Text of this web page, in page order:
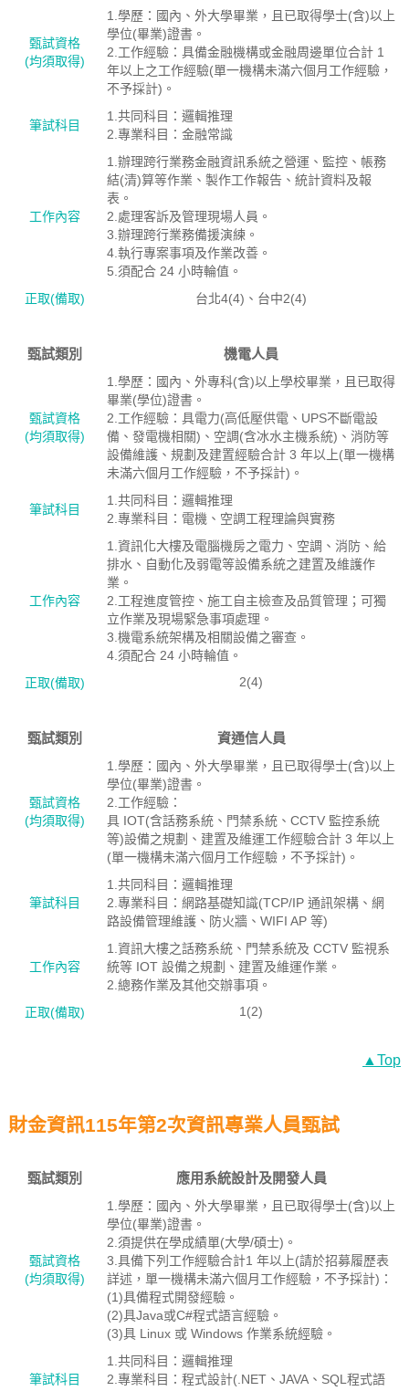
甄試資格
(均須取得)
1.學歷：國內、外大學畢業，且已取得學士(含)以上
學位(畢業)證書。
2.工作經驗：具備金融機構或金融周邊單位合計 1
年以上之工作經驗(單一機構未滿六個月工作經驗，
不予採計)。
筆試科目
1.共同科目：邏輯推理
2.專業科目：金融常識
工作內容
1.辦理跨行業務金融資訊系統之營運、監控、帳務
結(清)算等作業、製作工作報告、統計資料及報
表。
2.處理客訴及管理現場人員。
3.辦理跨行業務備援演練。
4.執行專案事項及作業改善。
5.須配合 24 小時輪值。
正取(備取)
台北4(4)、台中2(4)
甄試類別 機電人員
甄試資格
(均須取得)
1.學歷：國內、外專科(含)以上學校畢業，且已取得
畢業(學位)證書。
2.工作經驗：具電力(高低壓供電、UPS不斷電設
備、發電機相關)、空調(含冰水主機系統)、消防等
設備維護、規劃及建置經驗合計 3 年以上(單一機構
未滿六個月工作經驗，不予採計)。
筆試科目
1.共同科目：邏輯推理
2.專業科目：電機、空調工程理論與實務
工作內容
1.資訊化大樓及電腦機房之電力、空調、消防、給
排水、自動化及弱電等設備系統之建置及維護作
業。
2.工程進度管控、施工自主檢查及品質管理；可獨
立作業及現場緊急事項處理。
3.機電系統架構及相關設備之審查。
4.須配合 24 小時輪值。
正取(備取)
2(4)
甄試類別 資通信人員
甄試資格
(均須取得)
1.學歷：國內、外大學畢業，且已取得學士(含)以上
學位(畢業)證書。
2.工作經驗：
具 IOT(含話務系統、門禁系統、CCTV 監控系統
等)設備之規劃、建置及維運工作經驗合計 3 年以上
(單一機構未滿六個月工作經驗，不予採計)。
筆試科目
1.共同科目：邏輯推理
2.專業科目：網路基礎知識(TCP/IP 通訊架構、網
路設備管理維護、防火牆、WIFI AP 等)
工作內容
1.資訊大樓之話務系統、門禁系統及 CCTV 監視系
統等 IOT 設備之規劃、建置及維運作業。
2.總務作業及其他交辦事項。
正取(備取)
1(2)
▲Top
財金資訊115年第2次資訊專業人員甄試
甄試類別 應用系統設計及開發人員
甄試資格
(均須取得)
1.學歷：國內、外大學畢業，且已取得學士(含)以上
學位(畢業)證書。
2.須提供在學成績單(大學/碩士)。
3.具備下列工作經驗合計1 年以上(請於招募履歷表
詳述，單一機構未滿六個月工作經驗，不予採計)：
(1)具備程式開發經驗。
(2)具Java或C#程式語言經驗。
(3)具 Linux 或 Windows 作業系統經驗。
筆試科目
1.共同科目：邏輯推理
2.專業科目：程式設計(.NET、JAVA、SQL程式語